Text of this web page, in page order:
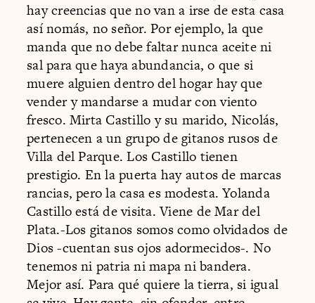
hay creencias que no van a irse de esta casa
así nomás, no señor. Por ejemplo, la que
manda que no debe faltar nunca aceite ni
sal para que haya abundancia, o que si
muere alguien dentro del hogar hay que
vender y mandarse a mudar con viento
fresco. Mirta Castillo y su marido, Nicolás,
pertenecen a un grupo de gitanos rusos de
Villa del Parque. Los Castillo tienen
prestigio. En la puerta hay autos de marcas
rancias, pero la casa es modesta. Yolanda
Castillo está de visita. Viene de Mar del
Plata.-Los gitanos somos como olvidados de
Dios -cuentan sus ojos adormecidos-. No
tenemos ni patria ni mapa ni bandera.
Mejor así. Para qué quiere la tierra, si igual